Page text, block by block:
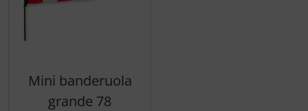
Mini banderuola
grande 78
Strumenti